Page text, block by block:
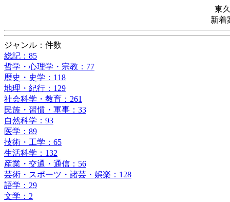
東
新着
ジャンル：件数
総記：85
哲学・心理学・宗教：77
歴史・史学：118
地理・紀行：129
社会科学・教育：261
民族・習慣・軍事：33
自然科学：93
医学：89
技術・工学：65
生活科学：132
産業・交通・通信：56
芸術・スポーツ・諸芸・娯楽：128
語学：29
文学：2